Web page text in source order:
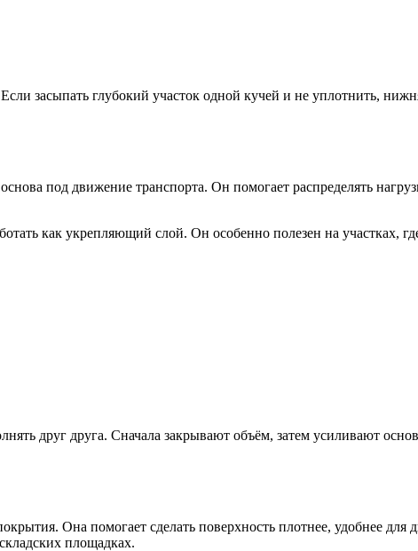
засыпать глубокий участок одной кучей и не уплотнить,
под движение транспорта. Он помогает распределять
как укрепляющий слой. Он особенно полезен на участках,
друг друга. Сначала закрывают объём, затем усиливают
Она помогает сделать поверхность плотнее, удобнее
площадках.